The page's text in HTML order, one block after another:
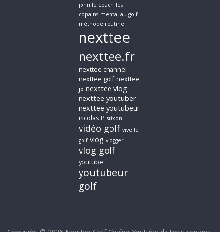
john le coach les
copains mental au golf
méthode routine
nexttee
nexttee.fr
nexttee channel
nexttee golf nexttee
jo nexttee vlog
nexttee youtuber
nexttee youtubeur
nicolas P srixon
vidéo golf vive le
golf vlog vlogger
vlog golf
youtube
youtubeur
golf